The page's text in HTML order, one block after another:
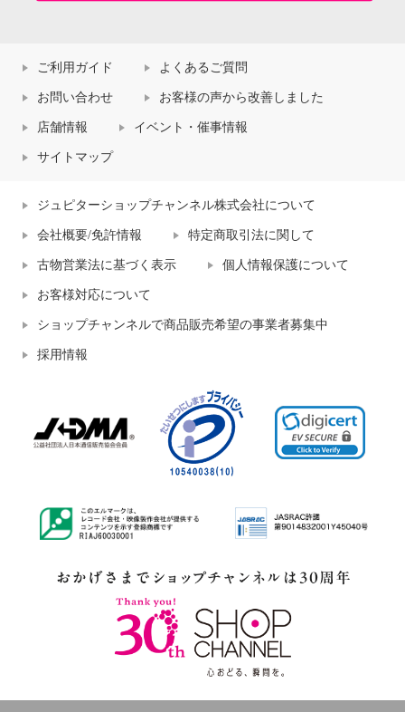
ご利用ガイド よくあるご質問
お問い合わせ お客様の声から改善しました
店舗情報 イベント・催事情報
サイトマップ
ジュピターショップチャンネル株式会社について
会社概要/免許情報 特定商取引法に関して
古物営業法に基づく表示 個人情報保護について
お客様対応について
ショップチャンネルで商品販売希望の事業者募集中
採用情報